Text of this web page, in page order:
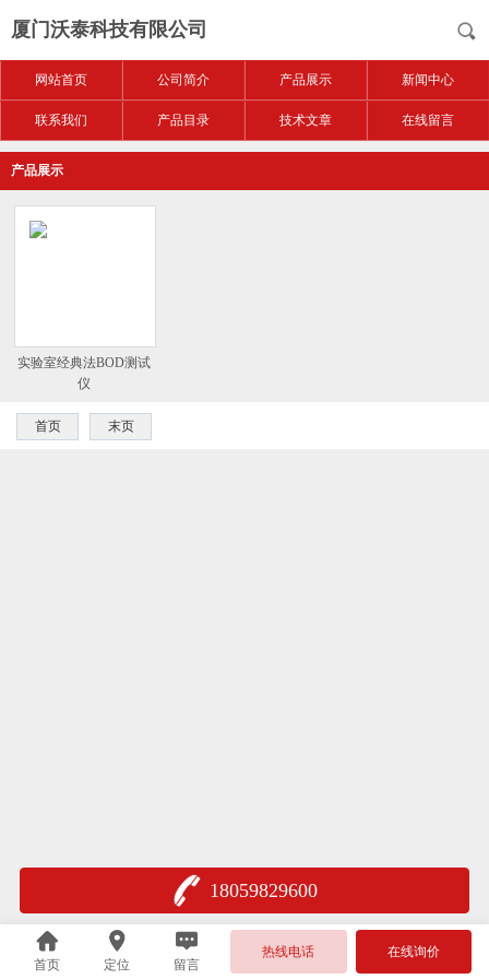
厦门沃泰科技有限公司
网站首页 公司简介 产品展示 新闻中心
联系我们 产品目录 技术文章 在线留言
产品展示
实验室经典法BOD测试
仪
首页 末页
18059829600
首页 定位 留言
热线电话 在线询价